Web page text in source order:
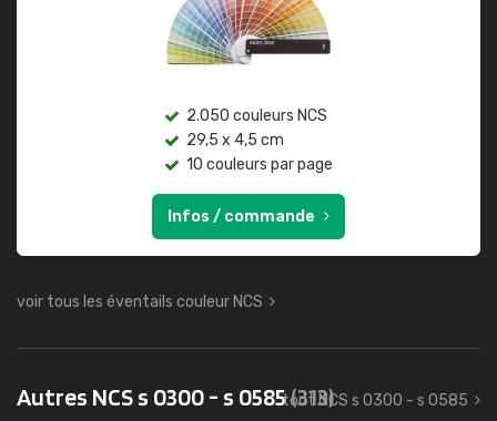
2.050 couleurs NCS
29,5 x 4,5 cm
10 couleurs par page
Infos / commande
voir tous les éventails couleur NCS
Autres NCS s 0300 - s 0585(313)
tout NCS s 0300 - s 0585